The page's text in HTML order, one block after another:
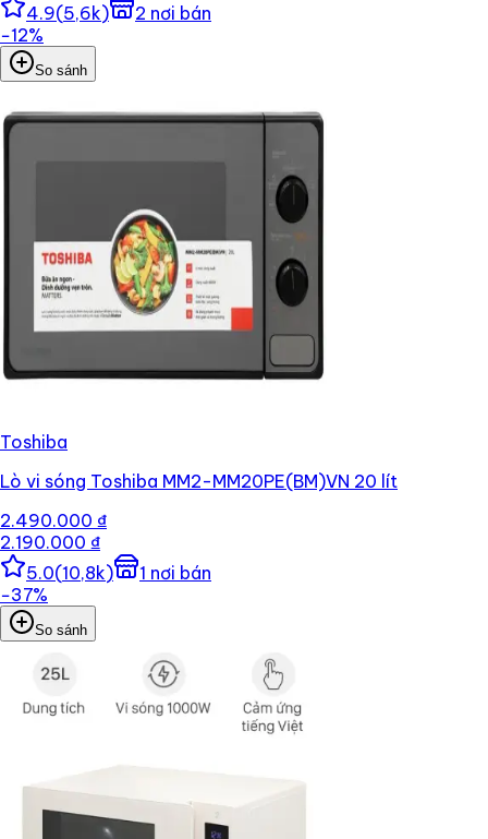
4.9(5,6k) 2 nơi bán
−12%
So sánh
Toshiba
Lò vi sóng Toshiba MM2-MM20PE(BM)VN 20 lít
2.490.000 ₫
2.190.000 ₫
5.0(10,8k) 1 nơi bán
−37%
So sánh